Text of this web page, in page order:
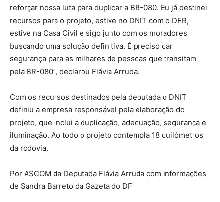
reforçar nossa luta para duplicar a BR-080. Eu já destinei
recursos para o projeto, estive no DNIT com o DER,
estive na Casa Civil e sigo junto com os moradores
buscando uma solução definitiva. É preciso dar
segurança para as milhares de pessoas que transitam
pela BR-080”, declarou Flávia Arruda.
Com os recursos destinados pela deputada o DNIT
definiu a empresa responsável pela elaboração do
projeto, que inclui a duplicação, adequação, segurança e
iluminação. Ao todo o projeto contempla 18 quilômetros
da rodovia.
Por ASCOM da Deputada Flávia Arruda com informações
de Sandra Barreto da Gazeta do DF